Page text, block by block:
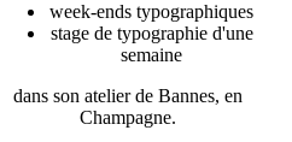
week-ends typographiques
stage de typographie d'une
semaine
dans son atelier de Bannes, en
Champagne.